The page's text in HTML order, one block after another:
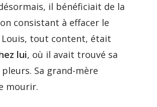
il bénéficiait de la
consistant à effacer le
Louis, tout content, était
lui, où il avait trouvé sa
Sa grand-mère
mourir.